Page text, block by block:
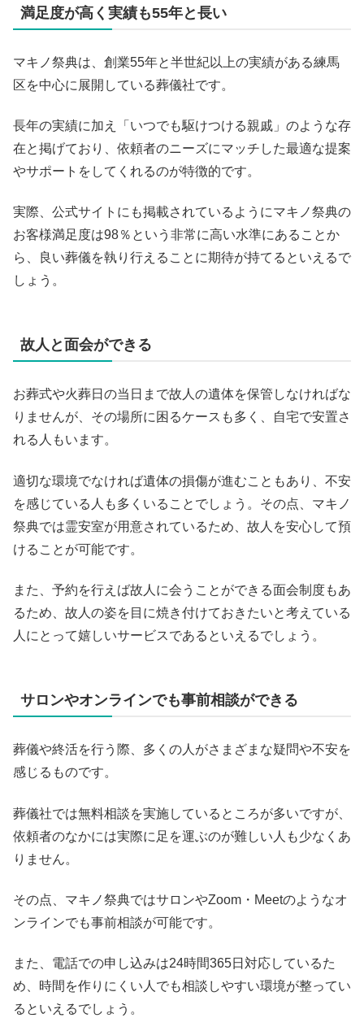
満足度が高く実績も55年と長い
マキノ祭典は、創業55年と半世紀以上の実績がある練馬
区を中心に展開している葬儀社です。
長年の実績に加え「いつでも駆けつける親戚」のような存
在と掲げており、依頼者のニーズにマッチした最適な提案
やサポートをしてくれるのが特徴的です。
実際、公式サイトにも掲載されているようにマキノ祭典の
お客様満足度は98％という非常に高い水準にあることか
ら、良い葬儀を執り行えることに期待が持てるといえるで
しょう。
故人と面会ができる
お葬式や火葬日の当日まで故人の遺体を保管しなければな
りませんが、その場所に困るケースも多く、自宅で安置さ
れる人もいます。
適切な環境でなければ遺体の損傷が進むこともあり、不安
を感じている人も多くいることでしょう。その点、マキノ
祭典では霊安室が用意されているため、故人を安心して預
けることが可能です。
また、予約を行えば故人に会うことができる面会制度もあ
るため、故人の姿を目に焼き付けておきたいと考えている
人にとって嬉しいサービスであるといえるでしょう。
サロンやオンラインでも事前相談ができる
葬儀や終活を行う際、多くの人がさまざまな疑問や不安を
感じるものです。
葬儀社では無料相談を実施しているところが多いですが、
依頼者のなかには実際に足を運ぶのが難しい人も少なくあ
りません。
その点、マキノ祭典ではサロンやZoom・Meetのようなオ
ンラインでも事前相談が可能です。
また、電話での申し込みは24時間365日対応しているた
め、時間を作りにくい人でも相談しやすい環境が整ってい
るといえるでしょう。